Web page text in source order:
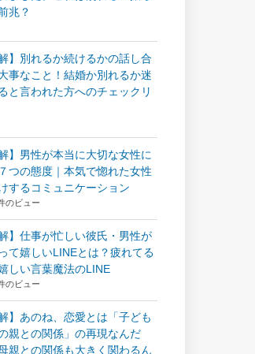
兆？
解】別れるか続けるかの話し合
事なこと！結婚か別れるか迷
と言われた方へのチェックリ
解】男性が本当に大切な女性に
つの態度｜本気で惚れた女性
するコミュニケーション
のビュー
解】仕事が忙しい彼氏・男性が
て嬉しいLINEとは？疲れてる
しい言葉魔法のLINE
のビュー
解】あのね、恋愛とは「子ども
親との関係」の再現なんだ
親との関係も大きく関わるん